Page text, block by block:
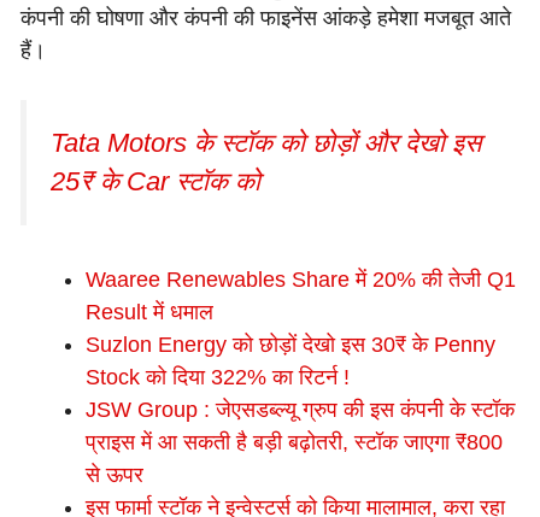
कंपनी की घोषणा और कंपनी की फाइनेंस आंकड़े हमेशा मजबूत आते
हैं।
Tata Motors के स्टॉक को छोड़ों और देखो इस
25₹ के Car स्टॉक को
Waaree Renewables Share में 20% की तेजी Q1
Result में धमाल
Suzlon Energy को छोड़ों देखो इस 30₹ के Penny
Stock को दिया 322% का रिटर्न !
JSW Group : जेएसडब्ल्यू ग्रुप की इस कंपनी के स्टॉक
प्राइस में आ सकती है बड़ी बढ़ोतरी, स्टॉक जाएगा ₹800
से ऊपर
इस फार्मा स्टॉक ने इन्वेस्टर्स को किया मालामाल, करा रहा